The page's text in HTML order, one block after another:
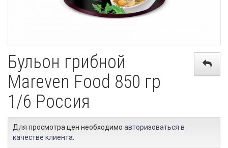
Бульон грибной
Mareven Food 850 гр
1/6 Россия
Для просмотра цен необходимо авторизоваться в
качестве клиента